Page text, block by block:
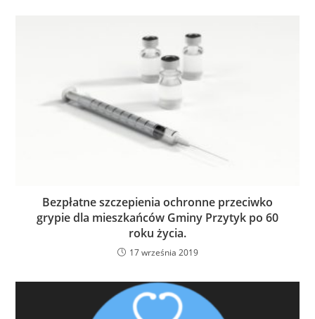
Bezpłatne szczepienia ochronne przeciwko
grypie dla mieszkańców Gminy Przytyk po 60
roku życia.
17 września 2019